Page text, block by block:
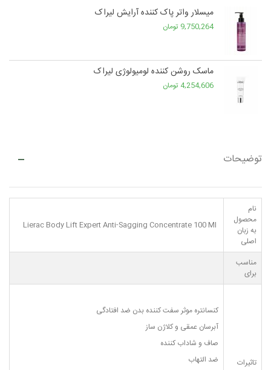
میسلار واتر پاک کننده آرایش لیراک
9,750,264 تومان
ماسک روشن کننده لومیولوژی لیراک
4,254,606 تومان
توضیحات
نام
محصول
به زبان
اصلی
مناسب
برای
تاثیرات
کنسانتره موثر سفت کننده بدن ضد افتادگی
آبرسان عمقی و کلاژن ساز
صاف و شاداب کننده
ضد التهاب